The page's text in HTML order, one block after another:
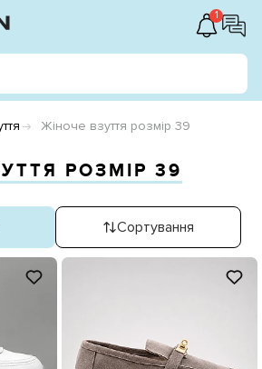
1
Жіноче взуття розмір 39
РОЗМІР 39
Сортування